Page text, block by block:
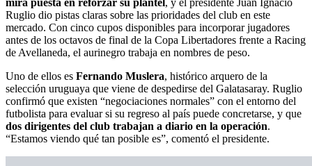
mira puesta en reforzar su plantel, y el presidente Juan Ignacio
Ruglio dio pistas claras sobre las prioridades del club en este
mercado. Con cinco cupos disponibles para incorporar jugadores
antes de los octavos de final de la Copa Libertadores frente a Racing
de Avellaneda, el aurinegro trabaja en nombres de peso.
Uno de ellos es Fernando Muslera, histórico arquero de la
selección uruguaya que viene de despedirse del Galatasaray. Ruglio
confirmó que existen “negociaciones normales” con el entorno del
futbolista para evaluar si su regreso al país puede concretarse, y que
dos dirigentes del club trabajan a diario en la operación.
“Estamos viendo qué tan posible es”, comentó el presidente.